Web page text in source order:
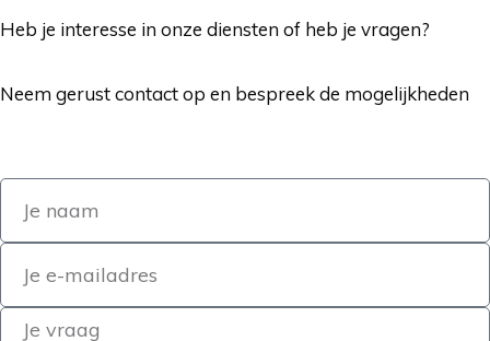
Heb je interesse in onze diensten of heb je vragen?
Neem gerust contact op en bespreek de mogelijkheden